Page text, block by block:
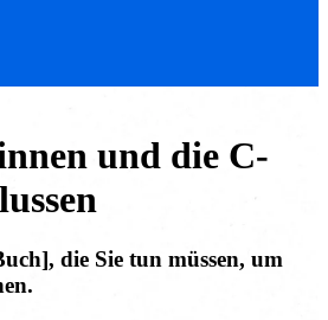
und die C-
die Sie tun müssen, um